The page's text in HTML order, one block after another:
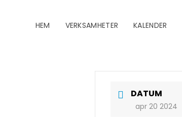
HEM VERKSAMHETER KALENDER
DATUM
apr 20 2024